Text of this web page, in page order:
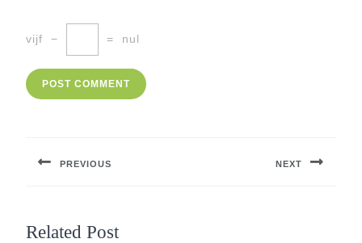
vijf − = nul
PREVIOUS NEXT
Related Post